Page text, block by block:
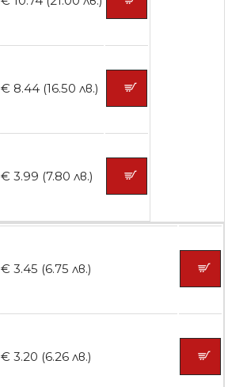
Контейнери за сваляне на гел лак 5
броя
Ваничка за маникюр BMSPA1C
€ 8.44 (16.50 лв.)
€ 3.99 (7.80 лв.)
€ 3.45 (6.75 лв.)
€ 3.20 (6.26 лв.)